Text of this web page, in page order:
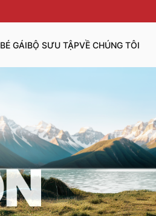
BÉ GÁIBỘ SƯU TẬPVỀ CHÚNG TÔI